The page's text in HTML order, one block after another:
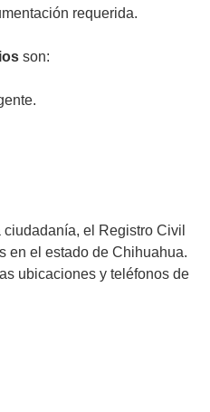
requerida.
son:
el Registro Civil
en el estado de Chihuahua.
ubicaciones y teléfonos de